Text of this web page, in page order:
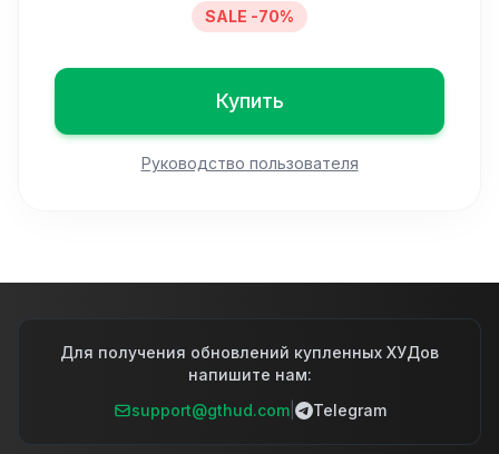
SALE -70%
Купить
Руководство пользователя
Для получения обновлений купленных ХУДов
напишите нам:
support@gthud.com| Telegram